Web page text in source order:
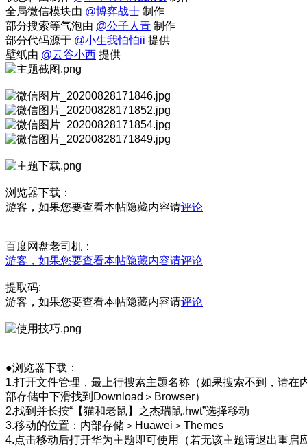
全局微信模块由 @博弈战士 制作
部分搜索等气泡由 @公子人青 制作
部分代码源于 @小生我怕怕ii 提供
壁纸由 @云谷小西 提供
浏览器下载：
游客，如果您要查看本帖隐藏内容请评论
百度网盘老司机：
游客，如果您要查看本帖隐藏内容请评论
提取码:
游客，如果您要查看本帖隐藏内容请评论
●浏览器下载：
1.打开文件管理，最上行搜索主题名称（如果搜索不到，请在
部存储中下滑找到Download＞Browser）
2.找到并长按“【猫和老鼠】之杰瑞鼠.hwt”选择移动
3.移动的位置：内部存储＞Huawei＞Themes
4.点击移动后打开华为主题即可使用（若无该主题请退出重启